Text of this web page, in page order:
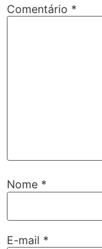
Comentário *
Nome *
E-mail *